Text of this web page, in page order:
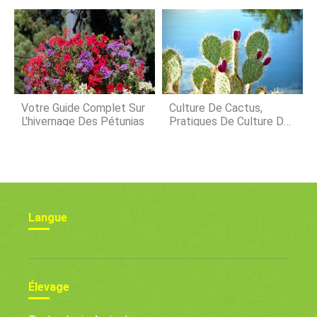
Poules
Votre Guide Complet Sur
L'hivernage Des Pétunias
Culture De Cactus,
Pratiques De Culture Du
Langue
Élevage